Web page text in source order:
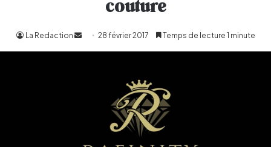
couture
La Redaction
Envoyer
un
28 février 2017 Temps de lecture 1 minute